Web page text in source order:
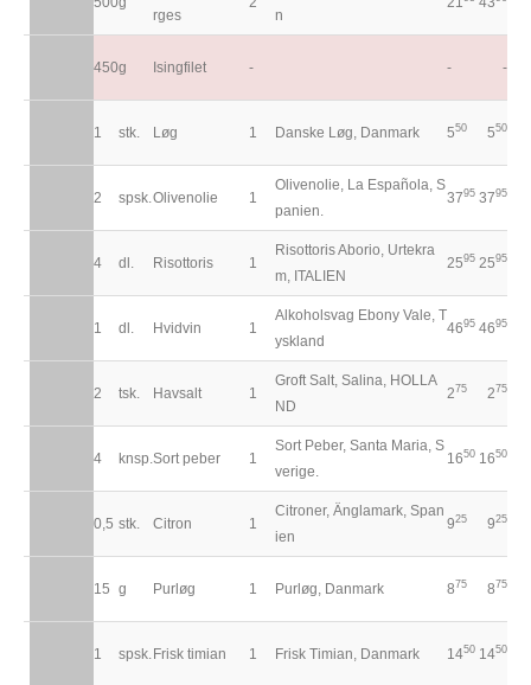
rges n
450g Isingfilet - - -
1 stk. Løg 1 Danske Løg, Danmark 550 550
2 spsk. Olivenolie 1
Olivenolie, La Española, S
panien.
3795 3795
4 dl. Risottoris 1
Risottoris Aborio, Urtekra
m, ITALIEN
2595 2595
1 dl. Hvidvin 1
Alkoholsvag Ebony Vale, T
yskland
4695 4695
2 tsk. Havsalt 1
Groft Salt, Salina, HOLLA
ND
275 275
4 knsp. Sort peber 1
Sort Peber, Santa Maria, S
verige.
1650 1650
0,5 stk. Citron 1
Citroner, Änglamark, Span
ien
925 925
15 g Purløg 1 Purløg, Danmark 875 875
1 spsk. Frisk timian 1 Frisk Timian, Danmark 1450 1450